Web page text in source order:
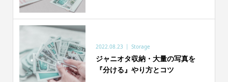
2022.08.23 Storage
ジャニオタ収納・大量の写真を
『分ける』やり方とコツ